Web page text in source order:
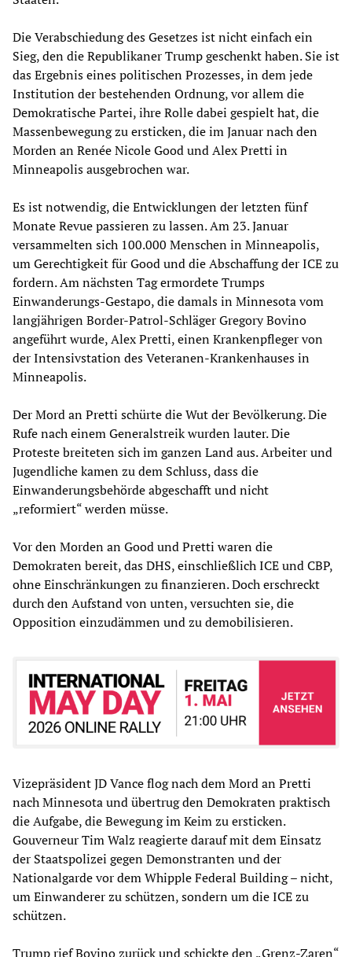
Die Verabschiedung des Gesetzes ist nicht einfach ein
Sieg, den die Republikaner Trump geschenkt haben. Sie ist
das Ergebnis eines politischen Prozesses, in dem jede
Institution der bestehenden Ordnung, vor allem die
Demokratische Partei, ihre Rolle dabei gespielt hat, die
Massenbewegung zu ersticken, die im Januar nach den
Morden an Renée Nicole Good und Alex Pretti in
Minneapolis ausgebrochen war.
Es ist notwendig, die Entwicklungen der letzten fünf
Monate Revue passieren zu lassen. Am 23. Januar
versammelten sich 100.000 Menschen in Minneapolis,
um Gerechtigkeit für Good und die Abschaffung der ICE zu
fordern. Am nächsten Tag ermordete Trumps
Einwanderungs-Gestapo, die damals in Minnesota vom
langjährigen Border-Patrol-Schläger Gregory Bovino
angeführt wurde, Alex Pretti, einen Krankenpfleger von
der Intensivstation des Veteranen-Krankenhauses in
Minneapolis.
Der Mord an Pretti schürte die Wut der Bevölkerung. Die
Rufe nach einem Generalstreik wurden lauter. Die
Proteste breiteten sich im ganzen Land aus. Arbeiter und
Jugendliche kamen zu dem Schluss, dass die
Einwanderungsbehörde abgeschafft und nicht
„reformiert“ werden müsse.
Vor den Morden an Good und Pretti waren die
Demokraten bereit, das DHS, einschließlich ICE und CBP,
ohne Einschränkungen zu finanzieren. Doch erschreckt
durch den Aufstand von unten, versuchten sie, die
Opposition einzudämmen und zu demobilisieren.
Vizepräsident JD Vance flog nach dem Mord an Pretti
nach Minnesota und übertrug den Demokraten praktisch
die Aufgabe, die Bewegung im Keim zu ersticken.
Gouverneur Tim Walz reagierte darauf mit dem Einsatz
der Staatspolizei gegen Demonstranten und der
Nationalgarde vor dem Whipple Federal Building – nicht,
um Einwanderer zu schützen, sondern um die ICE zu
schützen.
Trump rief Bovino zurück und schickte den „Grenz-Zaren“